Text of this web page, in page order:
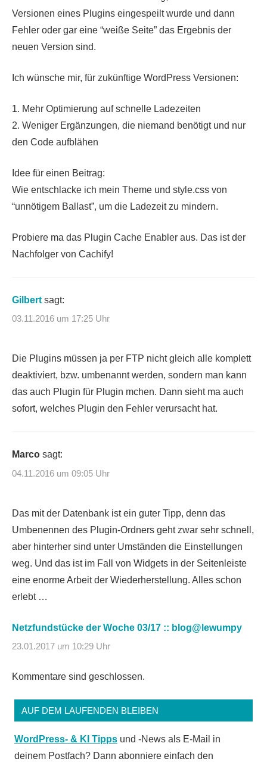
Versionen eines Plugins eingespeilt wurde und dann
Fehler oder gar eine “weiße Seite” das Ergebnis der
neuen Version sind.
Ich wünsche mir, für zukünftige WordPress Versionen:
1. Mehr Optimierung auf schnelle Ladezeiten
2. Weniger Ergänzungen, die niemand benötigt und nur
den Code aufblähen
Idee für einen Beitrag:
Wie entschlacke ich mein Theme und style.css von
“unnötigem Ballast”, um die Ladezeit zu mindern.
Probiere ma das Plugin Cache Enabler aus. Das ist der
Nachfolger von Cachify!
Gilbert sagt:
03.11.2016 um 17:25 Uhr
Die Plugins müssen ja per FTP nicht gleich alle komplett
deaktiviert, bzw. umbenannt werden, sondern man kann
das auch Plugin für Plugin mchen. Dann sieht ma auch
sofort, welches Plugin den Fehler verursacht hat.
Marco sagt:
04.11.2016 um 09:05 Uhr
Das mit der Datenbank ist ein guter Tipp, denn das
Umbenennen des Plugin-Ordners geht zwar sehr schnell,
aber hinterher sind unter Umständen die Einstellungen
weg. Und das ist im Fall von Widgets in der Seitenleiste
eine enorme Arbeit der Wiederherstellung. Alles schon
erlebt …
Netzfundstücke der Woche 03/17 :: blog@lewumpy
23.01.2017 um 10:29 Uhr
Kommentare sind geschlossen.
AUF DEM LAUFENDEN BLEIBEN
WordPress- & KI Tipps und -News als E-Mail in
deinem Postfach? Dann abonniere einfach den